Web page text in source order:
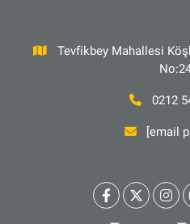
Tevfikbey Mahallesi
0212
[email